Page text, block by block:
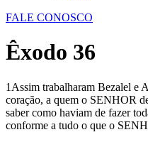
FALE CONOSCO
Êxodo 36
1Assim trabalharam Bezalel e
coração, a quem o SENHOR
saber como haviam de fazer
conforme a tudo o que o